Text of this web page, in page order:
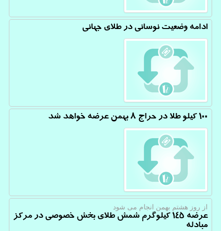
ادامه وضعیت نوسانی در طلای جهانی
۱۰۰ کیلو طلا در حراج ۸ بهمن عرضه خواهد شد
از روز هشتم بهمن انجام می شود
عرضه ۱۴۵ کیلوگرم ‎شمش طلای بخش خصوصی در مرکز
مبادله